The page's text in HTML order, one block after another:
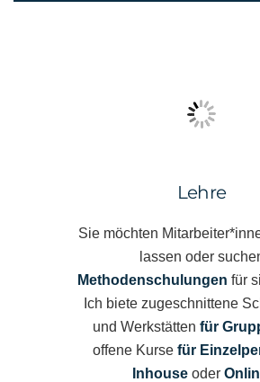
Lehre
Sie möchten
lassen oder
Methodenschulungen für
Ich biete zugeschnittene
und Werkstätten für
offene Kurse für
Inhouseoder